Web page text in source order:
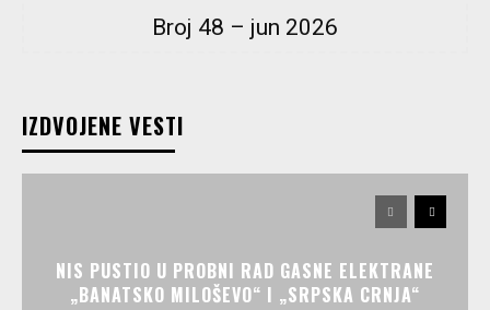
Broj 48 – jun 2026
IZDVOJENE VESTI
NIS PUSTIO U PROBNI RAD GASNE ELEKTRANE
„BANATSKO MILOŠEVO“ I „SRPSKA CRNJA“